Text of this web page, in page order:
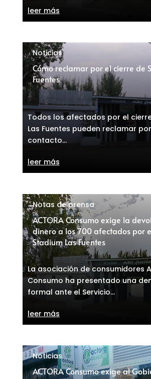
leer más
Cómo reclamar por el cierre de
Fuentes
Noticias
Todos los afectados por el
Las Fuentes pueden reclamar
contacto...
leer más
ACTORA Consumo exige la
dinero a los 700 afectados por
Stadium Las Fuentes
Notas de prensa
La asociación de consumidores
Consumo ha presentado una
formal ante el Servicio...
leer más
ACTORA Consumo exige al
Noticias